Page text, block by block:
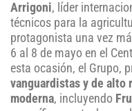
Arrigoni, líder
técnicos para la
protagonista una vez
6 al 8 de mayo en el
esta ocasión, el Grupo,
vanguardistas y de alto
moderna, incluyendo